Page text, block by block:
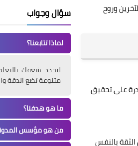
وروح
على تحقيق
بالنفس
سؤال وجواب
لماذا تتابعنا؟
لتجدد شغفك
متنوعة تضع الدقة
ما هو هدفنا؟
من هو مؤسس